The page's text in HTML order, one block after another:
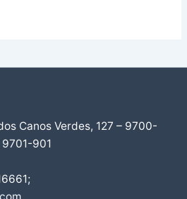
Canos Verdes, 127 – 9700-
901